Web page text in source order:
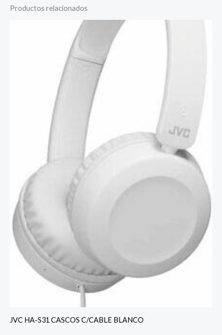
Productos relacionados
JVC HA-S31 CASCOS C/CABLE BLANCO